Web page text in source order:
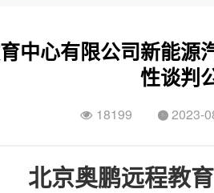
中心有限公司新能源
性谈判
 18199  2023-
北京奥鹏远程教